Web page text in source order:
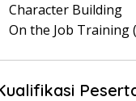
Character Building
On the Job Training